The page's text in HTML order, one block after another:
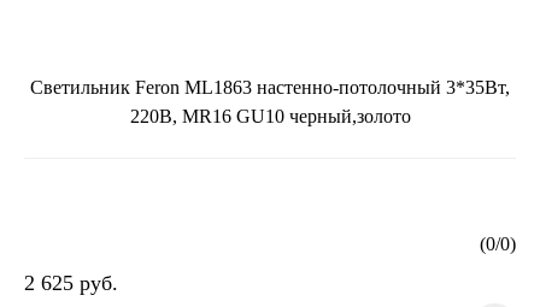
Светильник Feron ML1863 настенно-потолочный 3*35Вт,
220В, MR16 GU10 черный,золото
(0/0)
2 625 руб.